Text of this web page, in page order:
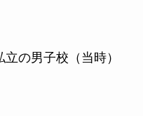
の男子校（当時）